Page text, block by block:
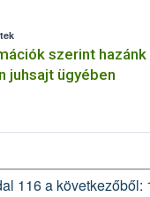
szerint
juhsajt ügyében
116 a következőből: